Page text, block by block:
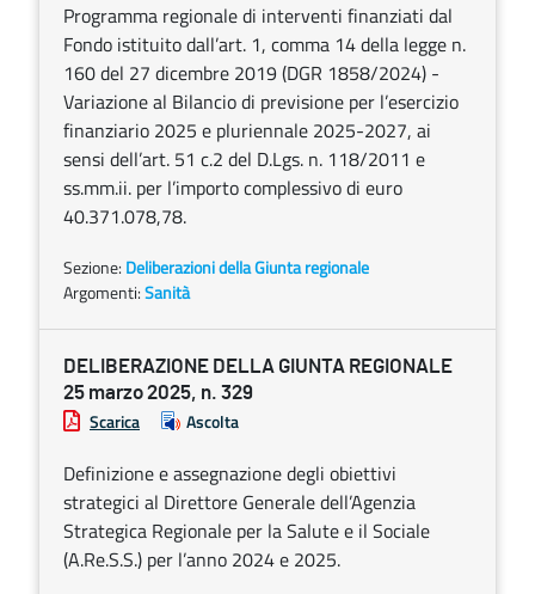
Programma regionale di interventi finanziati dal
Fondo istituito dall’art. 1, comma 14 della legge n.
160 del 27 dicembre 2019 (DGR 1858/2024) -
Variazione al Bilancio di previsione per l’esercizio
finanziario 2025 e pluriennale 2025-2027, ai
sensi dell’art. 51 c.2 del D.Lgs. n. 118/2011 e
ss.mm.ii. per l’importo complessivo di euro
40.371.078,78.
Sezione: Deliberazioni della Giunta regionale
Argomenti:Sanità
DELIBERAZIONE DELLA GIUNTA REGIONALE
25 marzo 2025, n. 329
Scarica Ascolta
Definizione e assegnazione degli obiettivi
strategici al Direttore Generale dell’Agenzia
Strategica Regionale per la Salute e il Sociale
(A.Re.S.S.) per l’anno 2024 e 2025.